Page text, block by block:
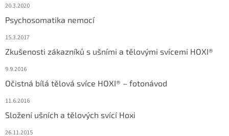
20.3.2020
Psychosomatika nemocí
15.3.2017
Zkušenosti zákazníků s ušními a tělovými svícemi HOXI®
9.9.2016
Očistná bílá tělová svíce HOXI® – fotonávod
11.6.2016
Složení ušních a tělových svící Hoxi
26.11.2015